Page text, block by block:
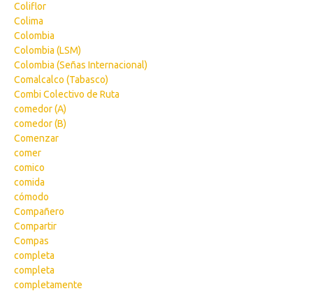
Coliflor
Colima
Colombia
Colombia (LSM)
Colombia (Señas Internacional)
Comalcalco (Tabasco)
Combi Colectivo de Ruta
comedor (A)
comedor (B)
Comenzar
comer
comico
comida
cómodo
Compañero
Compartir
Compas
completa
completa
completamente